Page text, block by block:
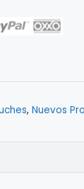
, Nuevos